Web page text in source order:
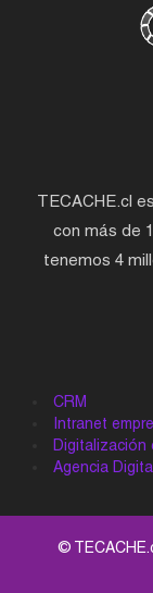
TECACHE.cl
con más de
tenemos 4
CRM
Intranet
Digitalización
Agencia Digital
©